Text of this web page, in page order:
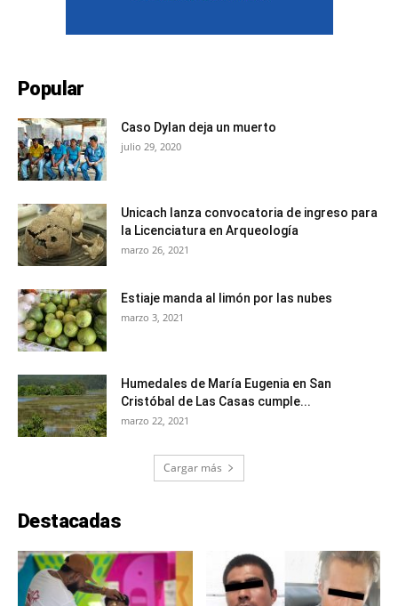
Popular
Caso Dylan deja un muerto
julio 29, 2020
Unicach lanza convocatoria de ingreso para
la Licenciatura en Arqueología
marzo 26, 2021
Estiaje manda al limón por las nubes
marzo 3, 2021
Humedales de María Eugenia en San
Cristóbal de Las Casas cumple...
marzo 22, 2021
Cargar más
Destacadas